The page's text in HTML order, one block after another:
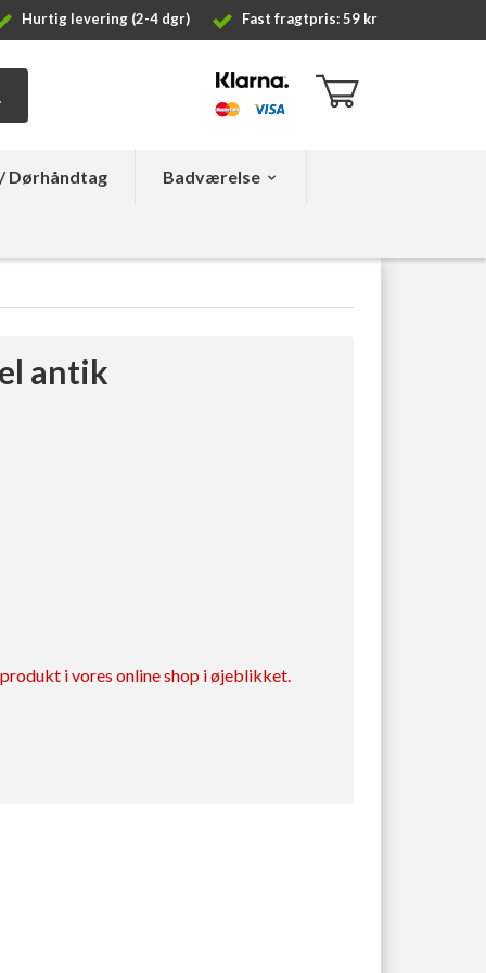
Hurtig levering (2-4 dgr) Fast fragtpris: 59 kr
Dørhåndtag Badværelse
antik
i vores online shop i øjeblikket.